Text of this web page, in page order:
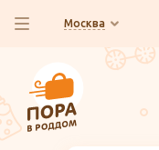
Москва